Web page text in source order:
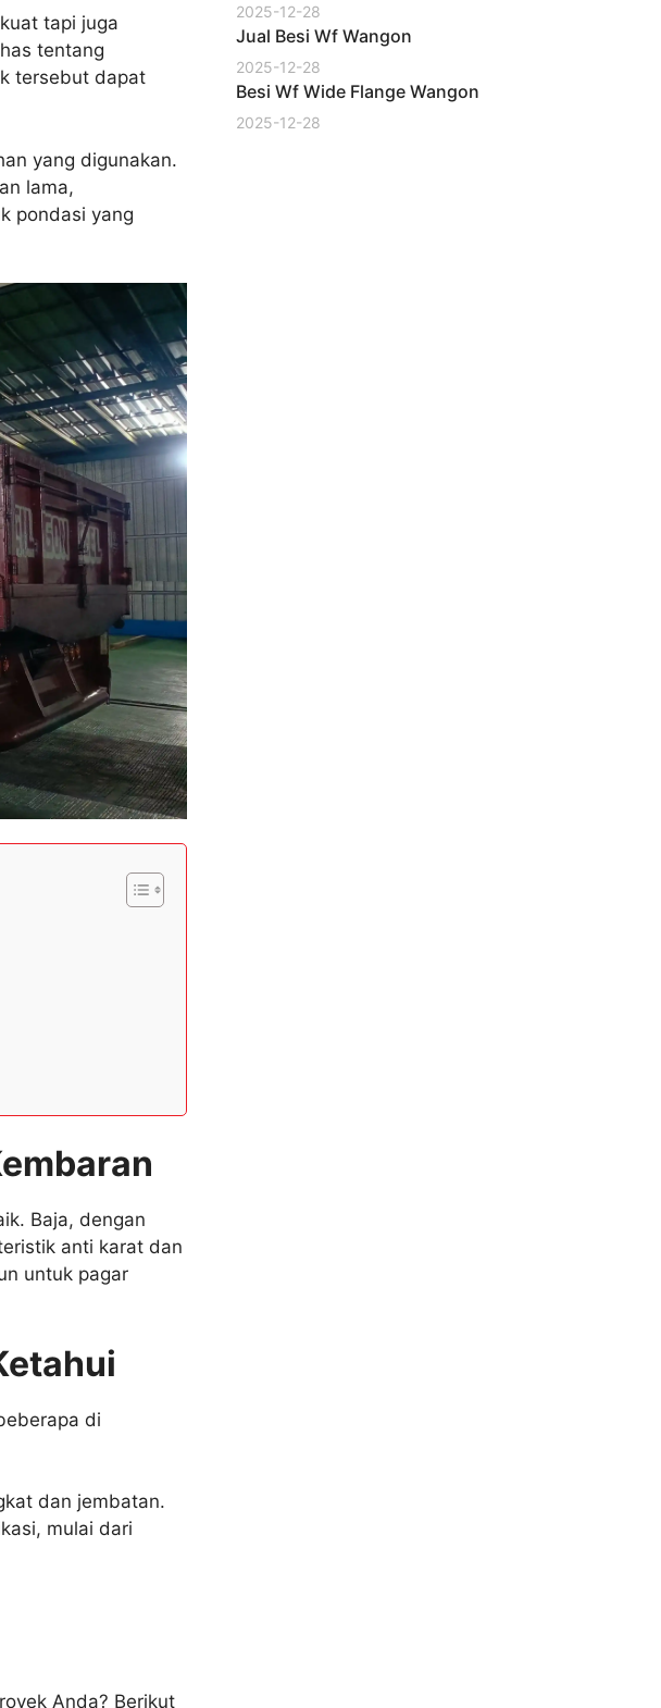
tapi juga
tentang
tersebut dapat
yang digunakan.
lama,
pondasi yang
Baja, dengan
anti karat dan
untuk pagar
di
dan jembatan.
mulai dari
Anda? Berikut
2025-12-28
Jual Besi Wf Wangon
2025-12-28
Besi Wf Wide Flange Wangon
2025-12-28